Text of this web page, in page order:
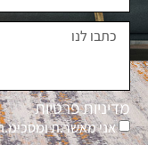
מדיניות פרטיות
אני מאשר.ת